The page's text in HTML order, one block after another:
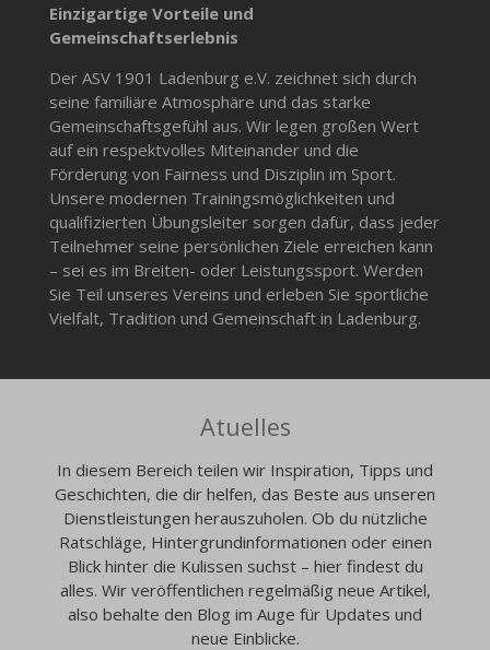
Einzigartige Vorteile und
Gemeinschaftserlebnis
Der ASV 1901 Ladenburg e.V. zeichnet sich durch
seine familiäre Atmosphäre und das starke
Gemeinschaftsgefühl aus. Wir legen großen Wert
auf ein respektvolles Miteinander und die
Förderung von Fairness und Disziplin im Sport.
Unsere modernen Trainingsmöglichkeiten und
qualifizierten Übungsleiter sorgen dafür, dass jeder
Teilnehmer seine persönlichen Ziele erreichen kann
– sei es im Breiten- oder Leistungssport. Werden
Sie Teil unseres Vereins und erleben Sie sportliche
Vielfalt, Tradition und Gemeinschaft in Ladenburg.
Atuelles
In diesem Bereich teilen wir Inspiration, Tipps und
Geschichten, die dir helfen, das Beste aus unseren
Dienstleistungen herauszuholen. Ob du nützliche
Ratschläge, Hintergrundinformationen oder einen
Blick hinter die Kulissen suchst – hier findest du
alles. Wir veröffentlichen regelmäßig neue Artikel,
also behalte den Blog im Auge für Updates und
neue Einblicke.